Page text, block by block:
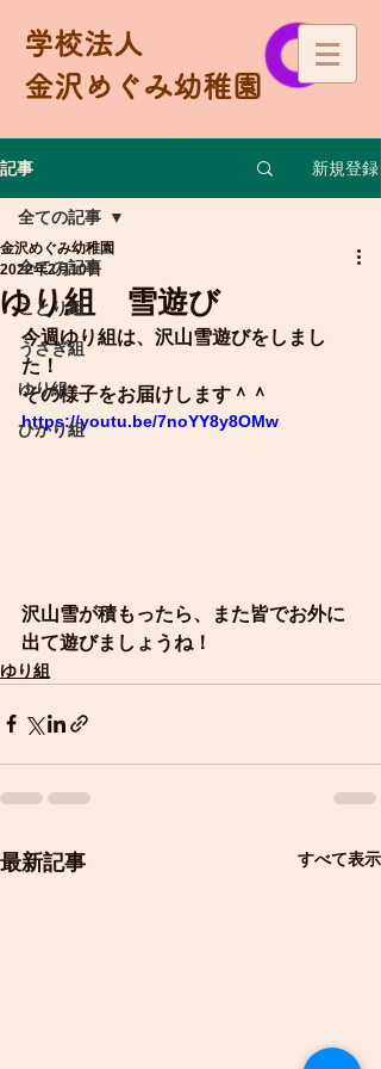
学校法人
金沢めぐみ幼稚園
記事 新規登録
全ての記事
ことり組
うさぎ組
ゆり組
ひかり組
全ての記事
ゆり組 雪遊び
金沢めぐみ幼稚園
2022年2月10日
今週ゆり組は、沢山雪遊びをしまし
た！
その様子をお届けします＾＾
https://youtu.be/7noYY8y8OMw
沢山雪が積もったら、また皆でお外に
出て遊びましょうね！
ゆり組
最新記事 すべて表示